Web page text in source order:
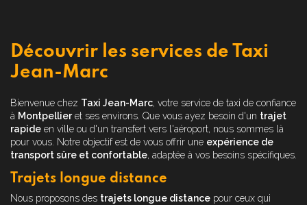
Découvrir les services de Taxi
Jean-Marc
Bienvenue chez Taxi Jean-Marc, votre service de taxi de confiance
à Montpellieret ses environs. Que vous ayez besoin d'un trajet
rapide en ville ou d'un transfert vers l'aéroport, nous sommes là
pour vous. Notre objectif est de vous offrir une expérience de
transport sûre et confortable, adaptée à vos besoins spécifiques.
Trajets longue distance
Nous proposons des trajets longue distance pour ceux qui